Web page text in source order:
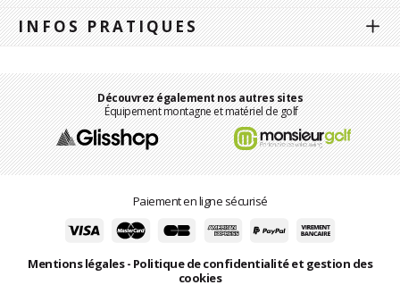
INFOS PRATIQUES
Découvrez également nos autres sites
Équipement montagne et matériel de golf
Paiement en ligne sécurisé
Mentions légales- Politique de confidentialité et gestion des
cookies